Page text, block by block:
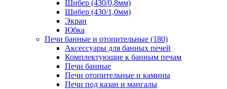
Шибер (430/0,8мм)
Шибер (430/1,0мм)
Экран
Юбка
Печи банные и отопительные (180)
Аксессуары для банных печей
Комплектующие к банным печам
Печи банные
Печи отопительные и камины
Печи под казан и мангалы